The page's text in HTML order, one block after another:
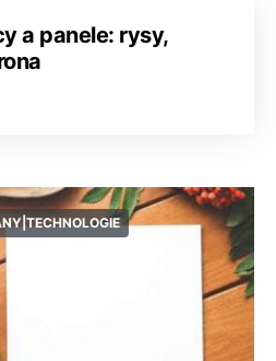
a panele: rysy,